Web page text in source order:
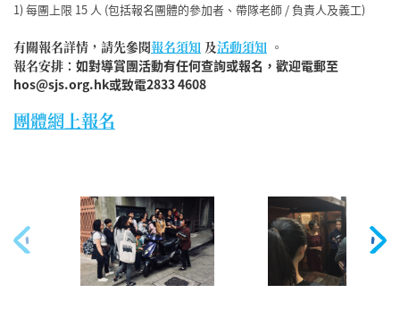
1) 每團上限 15 人 (包括報名團體的參加者、帶隊老師 / 負責人及義工)
有關報名詳情，​請先參閱報名須知 及活動須知 。
報名安排： 如對導賞團活動有任何查詢或報名，歡迎電郵至
hos@sjs.org.hk或致電2833 4608
團體網上報名